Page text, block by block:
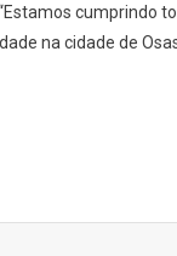
cumprindo
na cidade de